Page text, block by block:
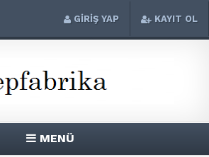
GİRİŞ YAP KAYIT OL
MENÜ